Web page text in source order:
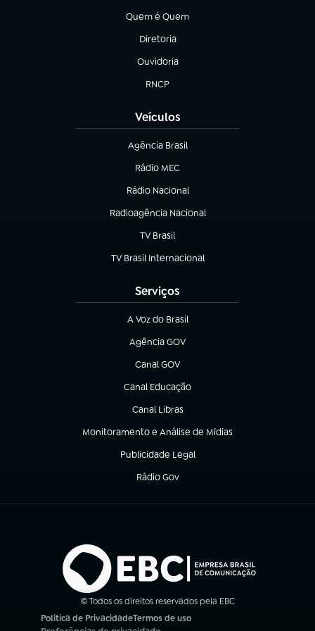
Quem é Quem
(abre em nova aba)
Diretoria
(abre em nova aba)
Ouvidoria
(abre em nova aba)
RNCP
(abre em nova aba)
Veículos
Agência Brasil
(abre em nova aba)
Rádio MEC
Rádio Nacional
(abre em nova aba)
Radioagência Nacional
(abre em nova aba)
TV Brasil
(abre em nova aba)
TV Brasil Internacional
(abre em nova aba)
Serviços
A Voz do Brasil
(abre em nova aba)
Agência GOV
(abre em nova aba)
Canal GOV
(abre em nova aba)
Canal Educação
(abre em nova aba)
Canal Libras
(abre em nova aba)
Monitoramento e Análise de Mídias
(abre em nova aba)
Publicidade Legal
(abre em nova aba)
Rádio Gov
(abre em nova aba)
© Todos os direitos reservados pela EBC
Política de Privacidade
(abre em nova aba)
Termos de uso
(abre em nova aba)